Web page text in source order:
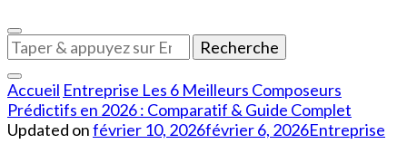
Vous
recherchiez
quelque
chose
?
Accueil Entreprise Les 6 Meilleurs Composeurs
Prédictifs en 2026 : Comparatif & Guide Complet
Updated onfévrier 10, 2026février 6, 2026Entreprise